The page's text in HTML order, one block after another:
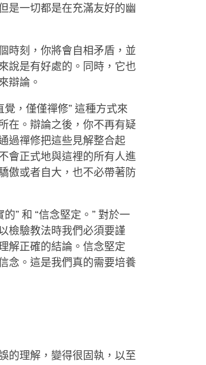
是一切都是在充滿友好的幽
時刻，你將會自相矛盾，並
說是有好處的。同時，它也
辯論。
，僅僅禪修” 這種方式來
在。辯論之後，你不再有疑
過禪修把這些見解整合起
會正式地與這裡的所有人進
傲或者自大，也不必帶著防
” 和 “信念堅定。” 對於一
檢驗教法時我們必須要謹
解正確的結論。信念堅定
念。這是我們真的需要培養
的理解，變得很固執，以至